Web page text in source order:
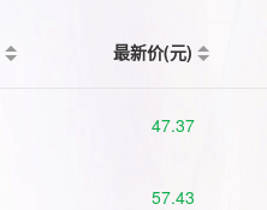
最新价(元)
47.37
57.43